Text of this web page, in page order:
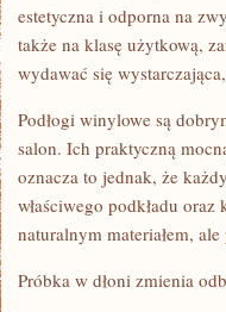
estetyczna i odporna na
także na klasę użytkową,
wydawać się
Podłogi winylowe są
salon. Ich praktyczną
oznacza to jednak, że
właściwego podkładu
naturalnym materiałem,
Próbka w dłoni zmienia